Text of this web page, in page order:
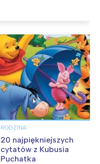
RODZINA
20 najpiękniejszych
cytatów z Kubusia
Puchatka